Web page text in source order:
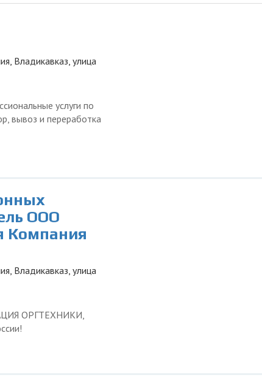
Владикавказ, улица
услуги по
вывоз и переработка
ООО
Компания
Владикавказ, улица
ОРГТЕХНИКИ,